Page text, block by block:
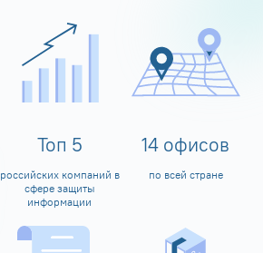
Топ 5
российских компаний в
сфере защиты
информации
14 офисов
по всей стране